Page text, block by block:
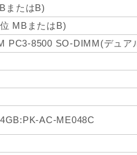
またはB)
MBまたはB)
PC3-8500 SO-DIMM(デュア
AC-ME048C